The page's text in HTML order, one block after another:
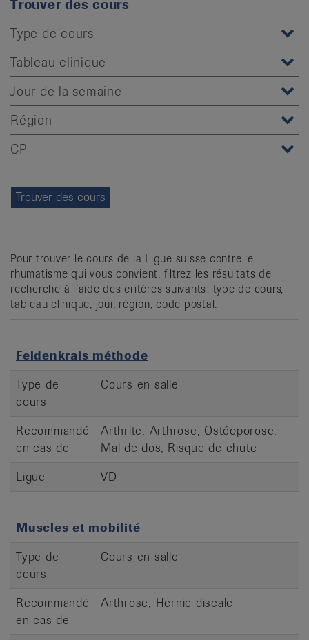
Trouver des cours
Type de cours
Tableau clinique
Jour de la semaine
Région
CP
Pour trouver le cours de la Ligue suisse contre le
rhumatisme qui vous convient, filtrez les résultats de
recherche à l’aide des critères suivants: type de cours,
tableau clinique, jour, région, code postal.
Feldenkrais méthode
Type de
cours
Cours en salle
Recommandé
en cas de
Arthrite, Arthrose, Ostéoporose,
Mal de dos, Risque de chute
Ligue
VD
Muscles et mobilité
Type de
cours
Cours en salle
Recommandé
en cas de
Arthrose, Hernie discale